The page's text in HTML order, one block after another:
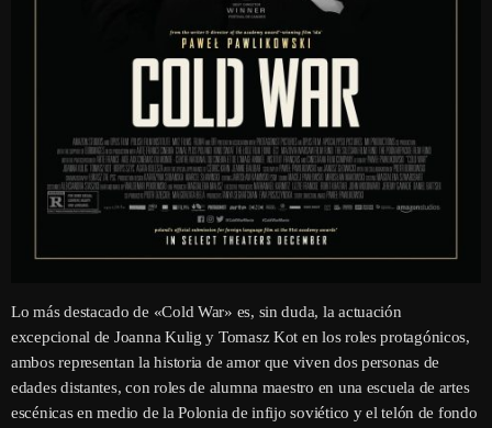
Lo más destacado de «Cold War» es, sin duda, la actuación
excepcional de Joanna Kulig y Tomasz Kot en los roles protagónicos,
ambos representan la historia de amor que viven dos personas de
edades distantes, con roles de alumna maestro en una escuela de artes
escénicas en medio de la Polonia de infijo soviético y el telón de fondo